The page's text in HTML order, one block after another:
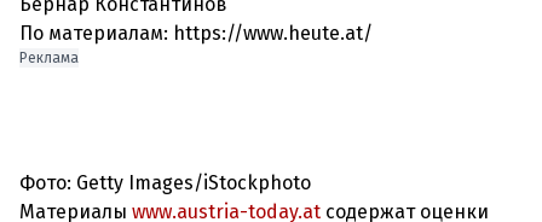
По материалам: https://www.heute.at/
Реклама
Фото: Getty Images/iStockphoto
Материалы www.austria-today.at содержат оценки